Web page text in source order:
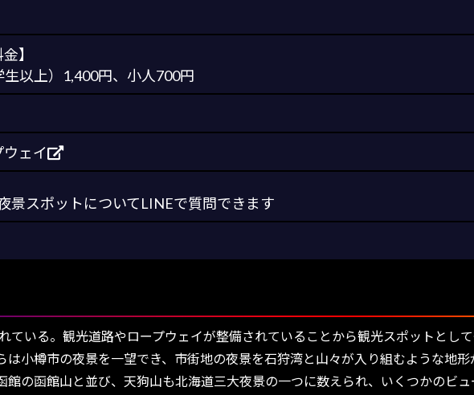
】
以上）1,400円、小人700円
ェイ
スポットについてLINEで質問できます
いる。観光道路やロープウェイが整備されていることから観光スポットとし
小樽市の夜景を一望でき、市街地の夜景を石狩湾と山々が入り組むような地形
の函館山と並び、天狗山も北海道三大夜景の一つに数えられ、いくつかのビュ